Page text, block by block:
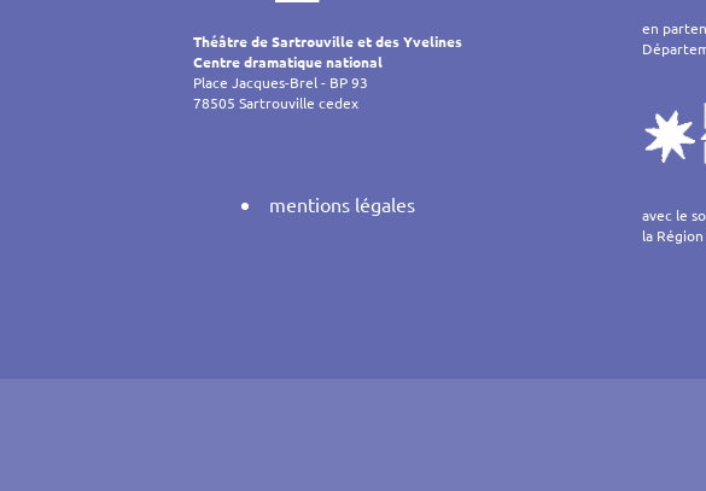
l’article
Théâtre de Sartrouville et des Yvelines
Centre dramatique national
Place Jacques-Brel - BP 93
78505 Sartrouville cedex
mentions légales
en
avec le
la